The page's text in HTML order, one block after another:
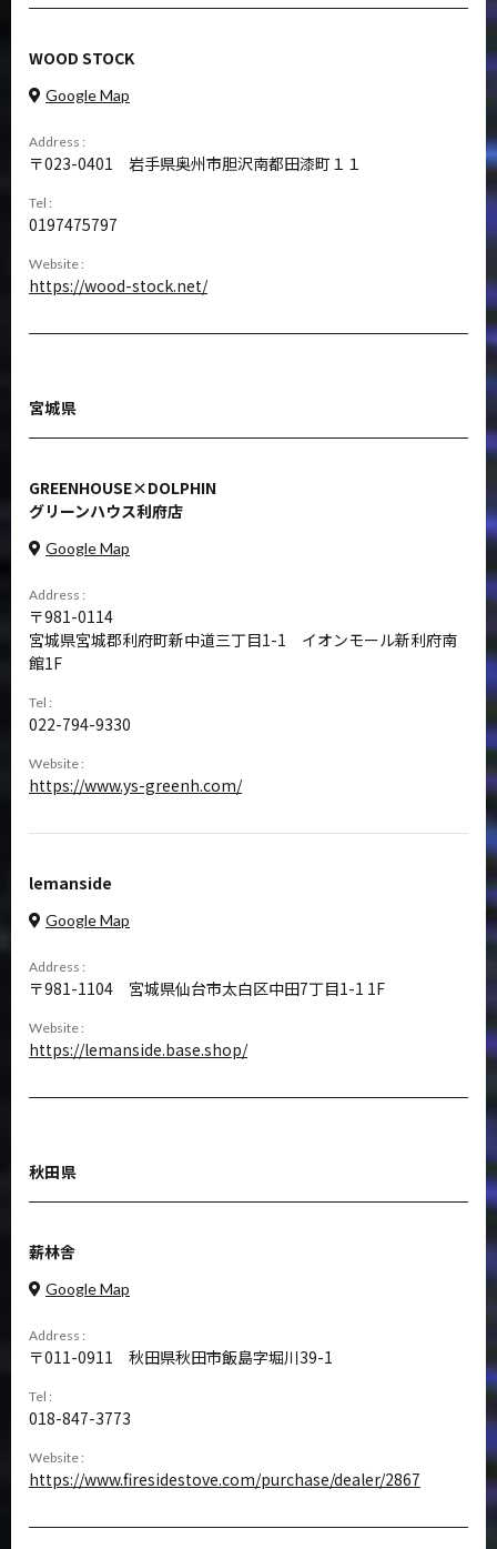
WOOD STOCK
Google Map
Address :
023-0401 岩手県奥州市胆沢南都田漆町１１
Tel :
0197475797
Website :
https://wood-stock.net/
宮城県
GREENHOUSE×DOLPHIN
グリーンハウス利府店
Google Map
Address :
981-0114
宮城県宮城郡利府町新中道三丁目1-1 イオンモール新利府南
館1F
Tel :
022-794-9330
Website :
https://www.ys-greenh.com/
lemanside
Google Map
Address :
981-1104 宮城県仙台市太白区中田7丁目1-1 1F
Website :
https://lemanside.base.shop/
秋田県
薪林舎
Google Map
Address :
011-0911 秋田県秋田市飯島字堀川39-1
Tel :
018-847-3773
Website :
https://www.firesidestove.com/purchase/dealer/2867